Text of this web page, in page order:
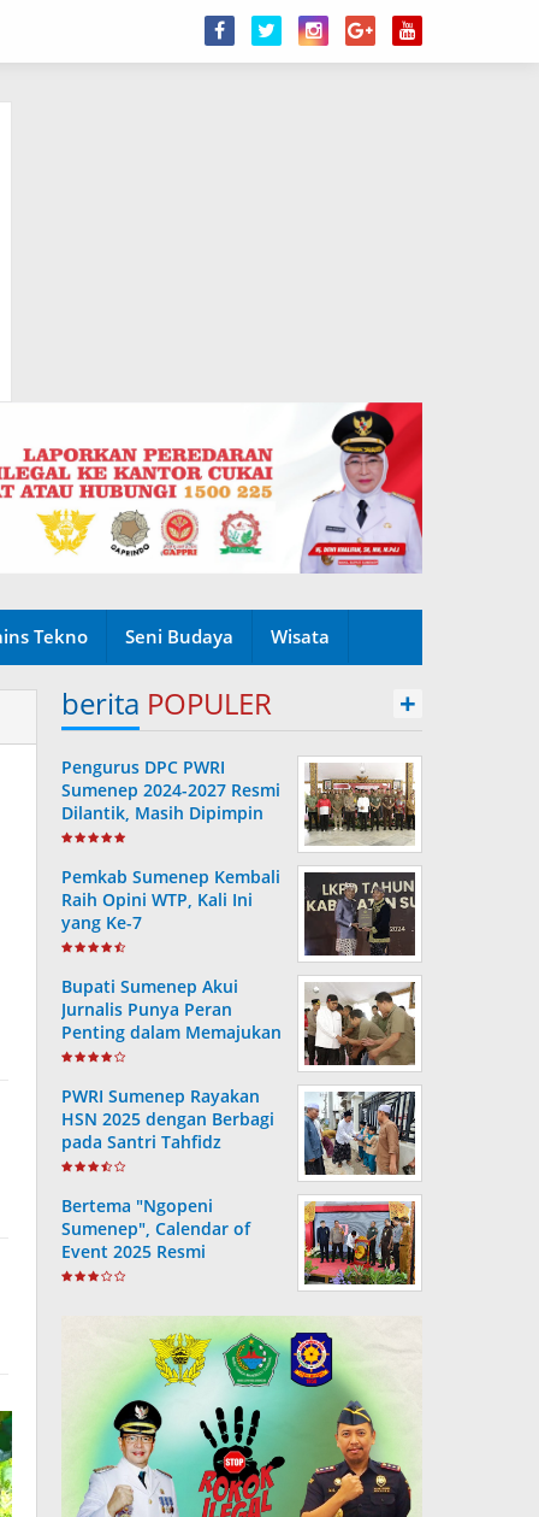
Tekno Seni Budaya Wisata
berita POPULER +
Pengurus DPC PWRI
Sumenep 2024-2027 Resmi
Dilantik, Masih Dipimpin
Rusydiyono
Pemkab Sumenep Kembali
Raih Opini WTP, Kali Ini
yang Ke-7
Bupati Sumenep Akui
Jurnalis Punya Peran
Penting dalam Memajukan
Daerah
PWRI Sumenep Rayakan
HSN 2025 dengan Berbagi
pada Santri Tahfidz
Bertema "Ngopeni
Sumenep", Calendar of
Event 2025 Resmi
Diluncurkan